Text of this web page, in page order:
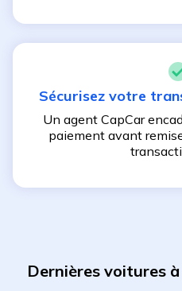
Sécurisez votre
Un agent CapCar
paiement avant
Dernières voitures